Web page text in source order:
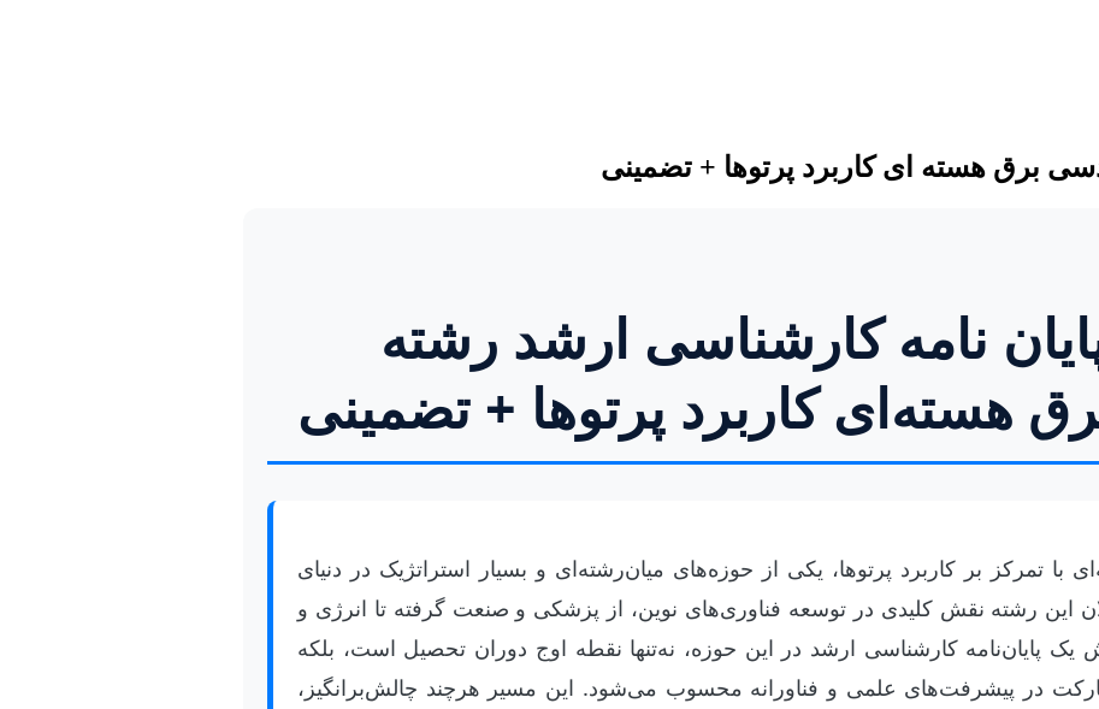
برق هسته ای کاربرد پرتوها + تضمینی
نامه کارشناسی ارشد رشته
هسته‌ای کاربرد پرتوها + تضمینی
تمرکز بر کاربرد پرتوها، یکی از حوزه‌های میان‌رشته‌ای و بسیار استراتژیک در دنیای
این رشته نقش کلیدی در توسعه فناوری‌های نوین، از پزشکی و صنعت گرفته تا انرژی و
یک پایان‌نامه کارشناسی ارشد در این حوزه، نه‌تنها نقطه اوج دوران تحصیل است، بلکه
در پیشرفت‌های علمی و فناورانه محسوب می‌شود. این مسیر هرچند چالش‌برانگیز،